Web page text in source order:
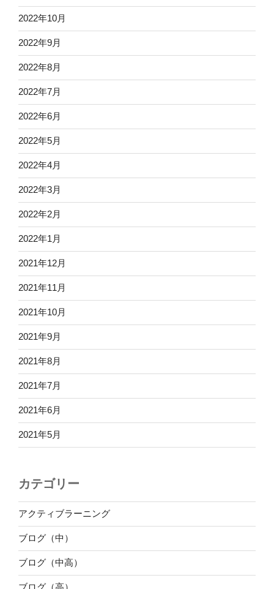
2022年10月
2022年9月
2022年8月
2022年7月
2022年6月
2022年5月
2022年4月
2022年3月
2022年2月
2022年1月
2021年12月
2021年11月
2021年10月
2021年9月
2021年8月
2021年7月
2021年6月
2021年5月
カテゴリー
アクティブラーニング
ブログ（中）
ブログ（中高）